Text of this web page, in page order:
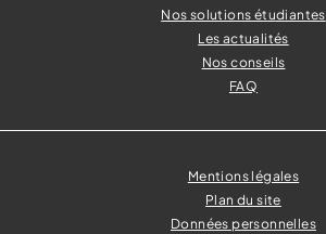
Nos solutions étudiantes
Les actualités
Nos conseils
FAQ
Mentions légales
Plan du site
Données personnelles